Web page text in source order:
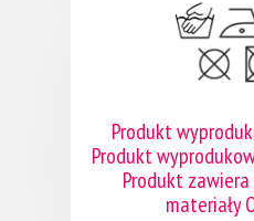
Produkt
Produkt
Produkt
materiały